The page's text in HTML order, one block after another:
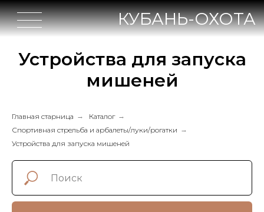
КУБАНЬ-ОХОТА
Устройства для запуска
мишеней
Главная старница → Каталог →
Спортивная стрельба и арбалеты/луки/рогатки →
Устройства для запуска мишеней